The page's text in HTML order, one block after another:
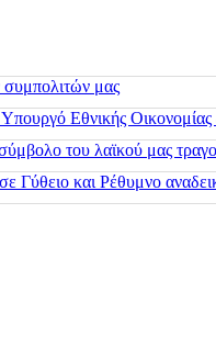
μας
Υπουργό Εθνικής
του λαϊκού μας
Γύθειο και Ρέθυμνο